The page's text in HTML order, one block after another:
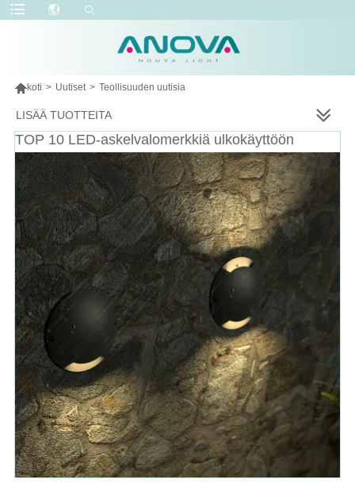
koti > Uutiset > Teollisuuden uutisia
LISÄÄ TUOTTEITA
TOP 10 LED-askelvalomerkkiä ulkokäyttöön